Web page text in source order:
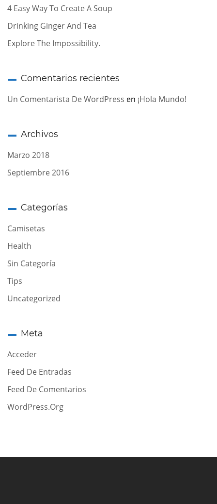
4 Easy Way To Create A Soup
Drinking Ginger And Tea
Explore The Impossibility.
Comentarios recientes
Un Comentarista De WordPress en ¡Hola Mundo!
Archivos
Marzo 2018
Septiembre 2016
Categorías
Camisetas
Health
Sin Categoría
Tips
Uncategorized
Meta
Acceder
Feed De Entradas
Feed De Comentarios
WordPress.org